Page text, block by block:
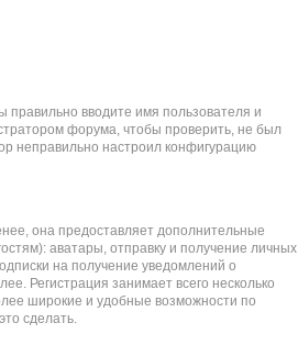
правильно вводите имя пользователя и
форума, чтобы проверить, не был
неправильно настроил конфигурацию
она предоставляет дополнительные
аватары, отправку и получение личных
на получение уведомлений о
Регистрация занимает всего несколько
широкие и удобные возможности по
сделать.